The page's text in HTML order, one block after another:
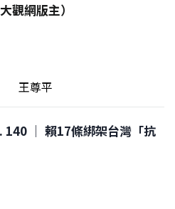
觀網版主）
王尊平
140 │ 賴17條綁架台灣「抗